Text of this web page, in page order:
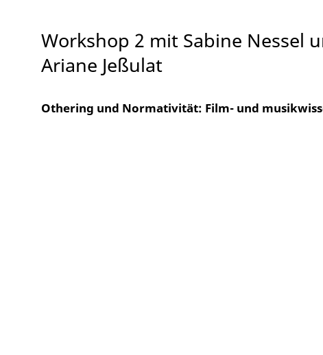
Workshop 2 mit Sabine Nessel
Ariane Jeßulat
Othering und Normativität: Film- und